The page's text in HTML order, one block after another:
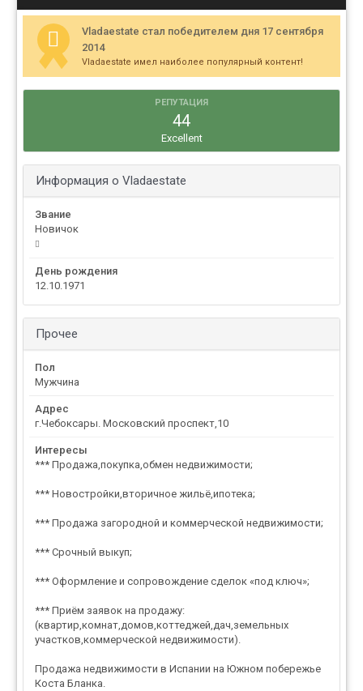
Vladaestate стал победителем дня 17 сентября
2014
Vladaestate имел наиболее популярный контент!
РЕПУТАЦИЯ
44
Excellent
Информация о Vladaestate
Звание
Новичок
День рождения
12.10.1971
Прочее
Пол
Мужчина
Адрес
г.Чебоксары. Московский проспект,10
Интересы
*** Продажа,покупка,обмен недвижимости;
*** Новостройки,вторичное жильё,ипотека;
*** Продажа загородной и коммерческой недвижимости;
*** Срочный выкуп;
*** Оформление и сопровождение сделок «под ключ»;
*** Приём заявок на продажу:
(квартир,комнат,домов,коттеджей,дач,земельных
участков,коммерческой недвижимости).
Продажа недвижимости в Испании на Южном побережье
Коста Бланка.